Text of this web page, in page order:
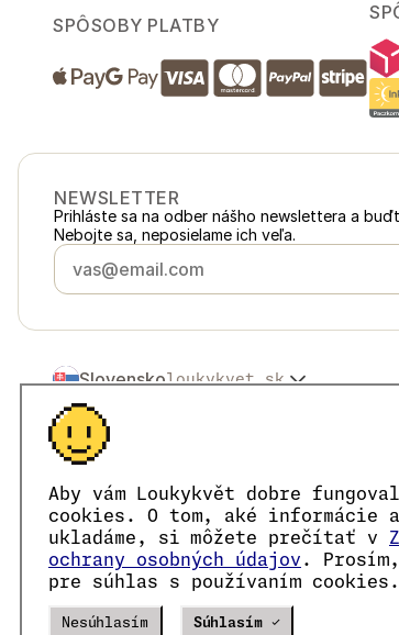
Aby vám Loukykvět dobre
cookies. O tom, aké informácie
ukladáme, si môžete prečítať v
ochrany osobných údajov .
pre súhlas s používaním cookies.
Nesúhlasím Súhlasím ✓
SPÔSOBY PLATBY
NEWSLETTER
Prihláste sa na odber nášho newslettera a
Nebojte sa, neposielame ich veľa.
Slovenskoloukykvet.sk
Česko
Polska loukykvet.pl
Österreich
Deutschland loukykvet.de
France loukykvet.fr
Belgiëloukykvet.be
Danmarkloukykvet.dk
Eesti loukykvet.ee
Españaloukykvet.es
© 2016 →
Spoločnosť Loukykvět s.r.o. je zapísaná v
Sme zapojení do Systému združeného plnenia
Pre vydávanie rastlinolekárskych pasov
IČO je 05663687, DIČ je CZ05663687.
ID dátovej schránky je eng827q.
Číslo EORI je CZ05663687.
Sme platcovia DPH.
Verze20302 PRODUCTION